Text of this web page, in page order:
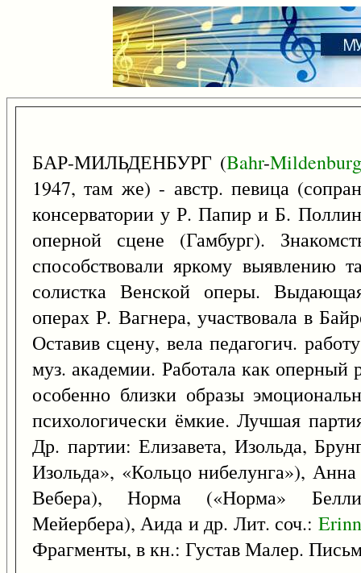
БАР-МИЛЬДЕНБУРГ (Bahr-Mildenburg
1947, там же) - австр. певица
консерватории у Р. Папир и Б.
оперной сцене (Гамбург).
способствовали яркому
солистка Венской оперы.
операх Р. Вагнера, участвовала в
Оставив сцену, вела педагогич.
муз. академии. Работала как
особенно близки образы
психологически ёмкие. Лучшая
Др. партии: Елизавета, Изольда,
Изольда», «Кольцо нибелунга»),
Вебера), Норма («Норма»
Мейербера), Аида и др. Лит. соч.:
Фрагменты, в кн.: Густав Малер.